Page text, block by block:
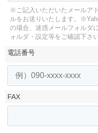
※ご記入いただいたメールア
ルをお送りいたします。
の場合、迷惑メールフォルダ
ォルダ・設定等をご確認下さい
電話番号
FAX